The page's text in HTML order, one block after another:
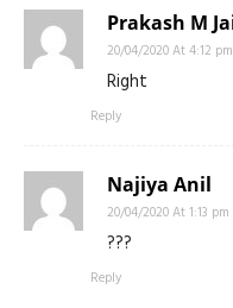
Prakash M
20/04/2020 At 4:12 pm
Right
Reply
Najiya Anil
20/04/2020 At 1:13 pm
???
Reply